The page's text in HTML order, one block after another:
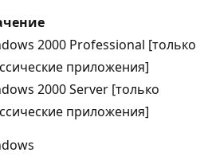
2000 Professional [только
приложения]
2000 Server [только
приложения]